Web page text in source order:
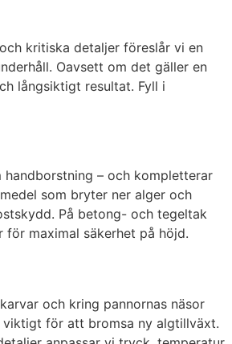
kritiska detaljer föreslår vi en
Oavsett om det gäller en
långsiktigt resultat. Fyll i
– och kompletterar
som bryter ner alger och
På betong- och tegeltak
maximal säkerhet på höjd.
och kring pannornas näsor
viktigt för att bromsa ny algtillväxt.